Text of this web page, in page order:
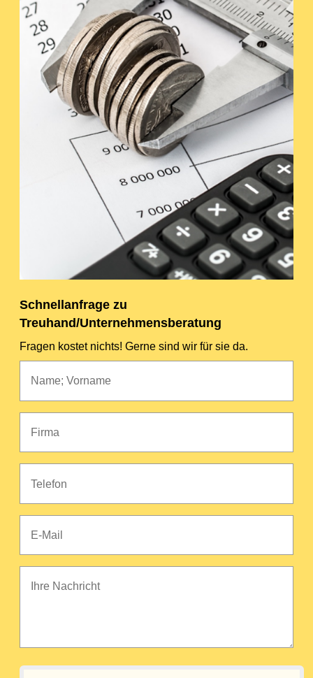
Schnellanfrage zu
Treuhand/Unternehmensberatung
Fragen kostet nichts! Gerne sind wir für sie da.